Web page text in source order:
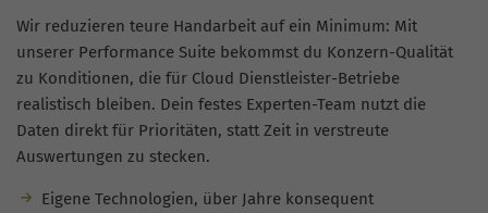
Wir reduzieren teure Handarbeit auf ein Minimum: Mit
unserer Performance Suite bekommst du Konzern-Qualität
zu Konditionen, die für Cloud Dienstleister-Betriebe
realistisch bleiben. Dein festes Experten-Team nutzt die
Daten direkt für Prioritäten, statt Zeit in verstreute
Auswertungen zu stecken.
Eigene Technologien, über Jahre konsequent